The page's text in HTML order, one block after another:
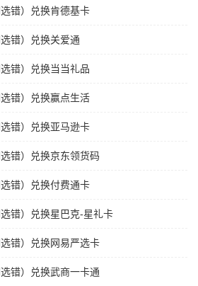
错）兑换肯德基卡
错）兑换关爱通
错）兑换当当礼品
错）兑换赢点生活
错）兑换亚马逊卡
错）兑换京东领货码
错）兑换付费通卡
错）兑换星巴克-星礼卡
错）兑换网易严选卡
错）兑换武商一卡通